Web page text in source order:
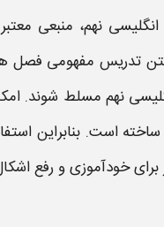
انگلیسی ​نهم، منبعی
تدریس مفهومی فصل
​نهم مسلط شوند.
است. بنابراین
برای خودآموزی و رفع